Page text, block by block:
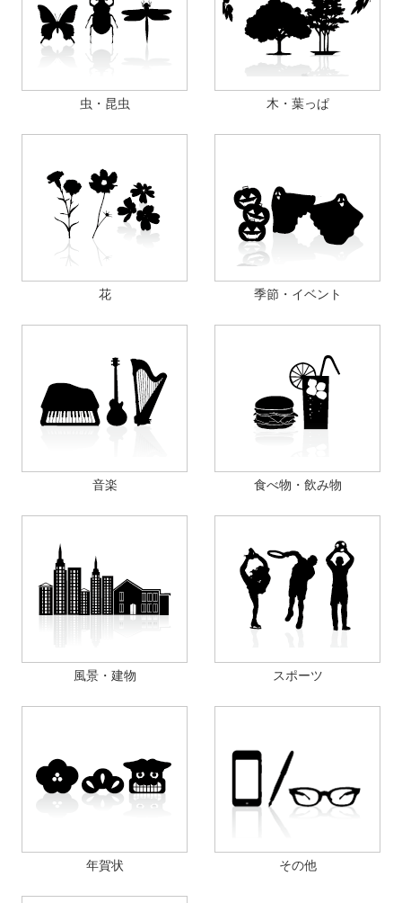
虫・昆虫 木・葉っぱ
花 季節・イベント
音楽 食べ物・飲み物
風景・建物 スポーツ
年賀状 その他